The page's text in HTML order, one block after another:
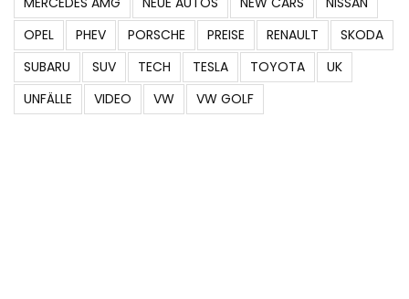
MERCEDES AMG
NEUE AUTOS NEW CARS
NISSAN
OPEL
PHEV PORSCHE PREISE RENAULT
SKODA
SUBARU
SUV TECH TESLA TOYOTA
UK
UNFÄLLE
VIDEO VW VW GOLF